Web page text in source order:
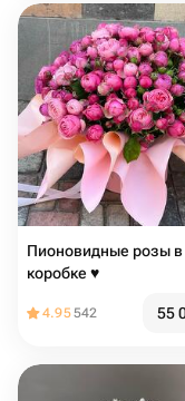
Пионовидные розы в
коробке ♥️
4.95542 55